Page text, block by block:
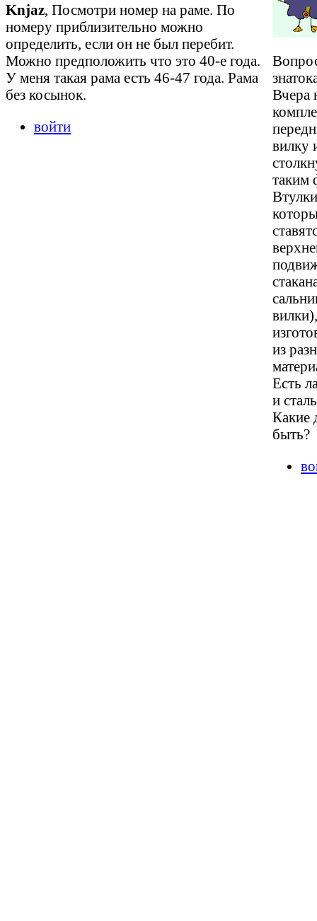
Knjaz, Посмотри номер на раме. По
номеру приблизительно можно
определить, если он не был перебит.
Можно предположить что это 40-е года.
У меня такая рама есть 46-47 года. Рама
без косынок.
войти
Вчера
вилку
таким
вилки),
из
Есть
и
Какие
быть?